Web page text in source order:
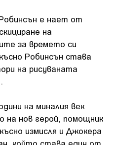
е нает от
на
за времето си
Робинсън става
на рисуваната
на миналия век
на нов герой, помощник
измисля и Джокера
който става един от